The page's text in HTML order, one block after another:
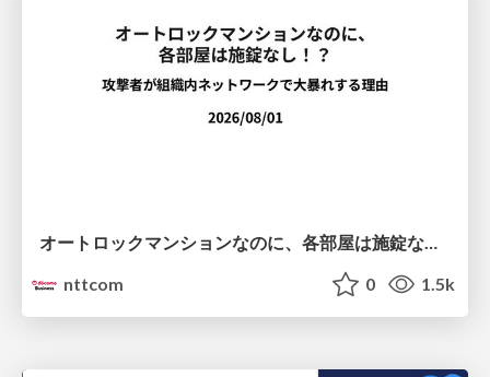
nttcom
0 1.5k